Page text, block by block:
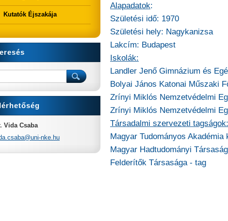
Alapadatok:
Születési idő: 1970
Születési hely: Nagykanizsa
Lakcím: Budapest
Iskolák:
Landler Jenő Gimnázium és
Bolyai János Katonai Műszaki
Zrínyi Miklós Nemzetvédelmi
Zrínyi Miklós Nemzetvédelmi
Társadalmi szervezeti tagságok:
Magyar Tudományos
Magyar Hadtudományi
Felderítők Társasága - tag
Kutatók Éjszakája
Vida Csaba
ba@uni-nke.hu